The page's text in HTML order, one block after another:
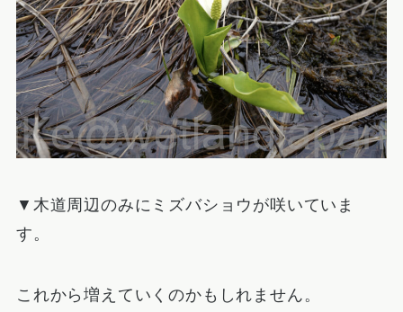
▼木道周辺のみにミズバショウが咲いていま
す。
これから増えていくのかもしれません。